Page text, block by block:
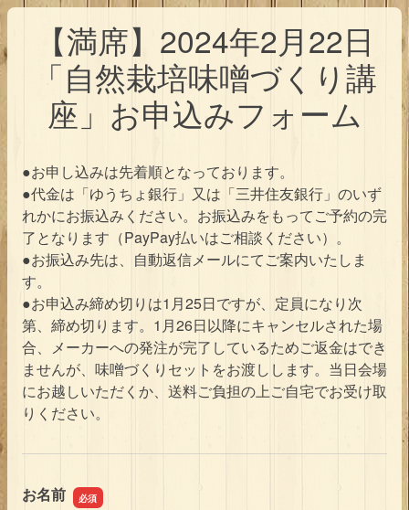
【満席】2024年2月22日
「自然栽培味噌づくり講
座」お申込みフォーム
●お申し込みは先着順となっております。
●代金は「ゆうちょ銀行」又は「三井住友銀行」のいず
れかにお振込みください。お振込みをもってご予約の完
了となります（PayPay払いはご相談ください）。
●お振込み先は、自動返信メールにてご案内いたしま
す。
●お申込み締め切りは1月25日ですが、定員になり次
第、締め切ります。1月26日以降にキャンセルされた場
合、メーカーへの発注が完了しているためご返金はでき
ませんが、味噌づくりセットをお渡しします。当日会場
にお越しいただくか、送料ご負担の上ご自宅でお受け取
りください。
お名前